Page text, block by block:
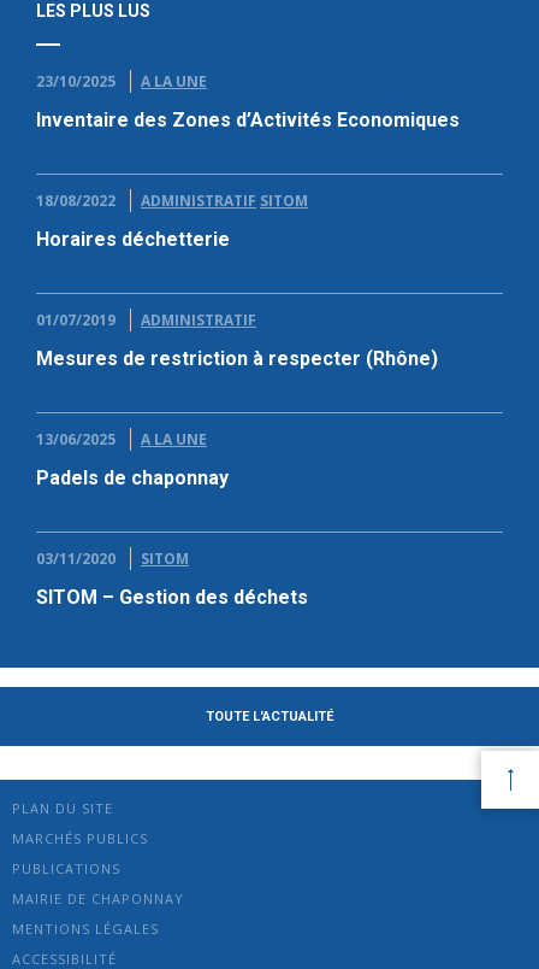
LES PLUS LUS
23/10/2025 A LA UNE
Inventaire des Zones d’Activités Economiques
18/08/2022 ADMINISTRATIF SITOM
Horaires déchetterie
01/07/2019 ADMINISTRATIF
Mesures de restriction à respecter (Rhône)
13/06/2025 A LA UNE
Padels de chaponnay
03/11/2020 SITOM
SITOM – Gestion des déchets
TOUTE L'ACTUALITÉ
PLAN DU SITE
MARCHÉS PUBLICS
PUBLICATIONS
MAIRIE DE CHAPONNAY
MENTIONS LÉGALES
ACCESSIBILITÉ